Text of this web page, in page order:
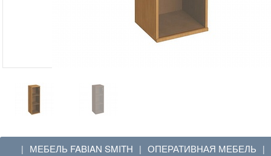
| МЕБЕЛЬ FABIAN SMITH | ОПЕРАТИВНАЯ МЕБЕЛЬ |